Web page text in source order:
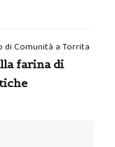
Comunità a Torrita
farina di